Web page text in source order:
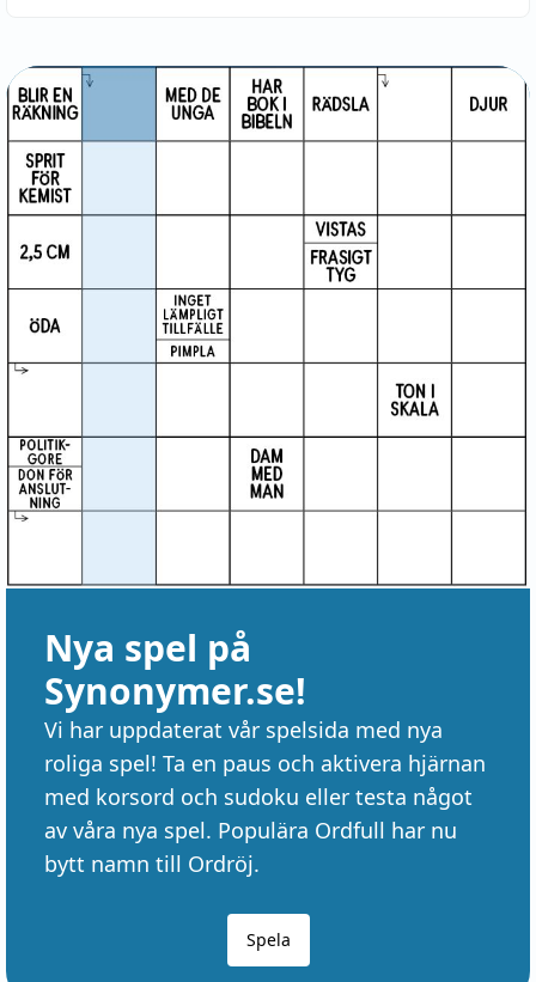
Nya spel på
Synonymer.se!
Vi har uppdaterat vår spelsida med nya
roliga spel! Ta en paus och aktivera hjärnan
med korsord och sudoku eller testa något
av våra nya spel. Populära Ordfull har nu
bytt namn till Ordröj.
Spela